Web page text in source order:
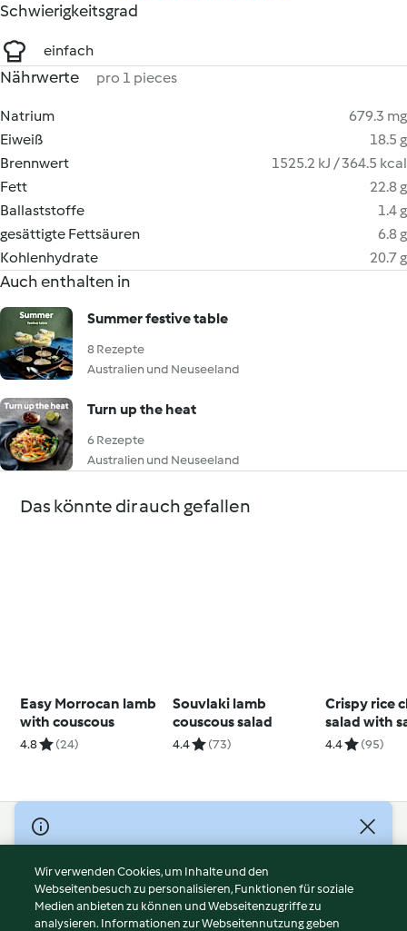
Schwierigkeitsgrad
einfach
Nährwerte pro 1 pieces
Natrium
679.3 mg
Eiweiß
18.5 g
Brennwert
1525.2 kJ / 364.5 kcal
Fett
22.8 g
Ballaststoffe
1.4 g
gesättigte Fettsäuren
6.8 g
Kohlenhydrate
20.7 g
Auch enthalten in
Summer festive table
8 Rezepte
Australien und Neuseeland
Turn up the heat
6 Rezepte
Australien und Neuseeland
Das könnte dir auch gefallen
Easy Morrocan lamb
with couscous
4.8 (24)
Souvlaki lamb
couscous salad
4.4 (73)
Crispy rice
salad with
sauce
4.4 (95)
© Copyright 2026
Nutzungsbedingungen
Datenschutzrichtlinien
Disclaimer
Wir verwenden Cookies, um Inhalte und den
Webseitenbesuch zu personalisieren, Funktionen für soziale
Medien anbieten zu können und Webseitenzugriffe zu
analysieren. Informationen zur Webseitennutzung geben